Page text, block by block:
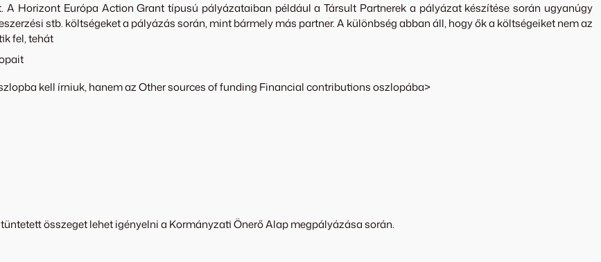
A Horizont Európa Action Grant típusú pályázataiban például a Társult Partnerek a pályázat készítése során ugyanúgy
stb. költségeket a pályázás során, mint bármely más partner. A különbség abban áll, hogy ők a költségeiket nem az
fel, tehát
kell írniuk, hanem az Other sources of funding Financial contributions oszlopába>
összeget lehet igényelni a Kormányzati Önerő Alap megpályázása során.